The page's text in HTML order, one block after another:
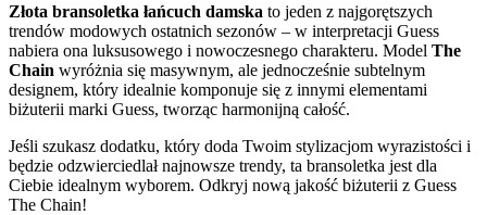
Złota bransoletka łańcuch damska to jeden z najgorętszych
trendów modowych ostatnich sezonów – w interpretacji Guess
nabiera ona luksusowego i nowoczesnego charakteru. Model The
Chain wyróżnia się masywnym, ale jednocześnie subtelnym
designem, który idealnie komponuje się z innymi elementami
biżuterii marki Guess, tworząc harmonijną całość.
Jeśli szukasz dodatku, który doda Twoim stylizacjom wyrazistości i
będzie odzwierciedlał najnowsze trendy, ta bransoletka jest dla
Ciebie idealnym wyborem. Odkryj nową jakość biżuterii z Guess
The Chain!